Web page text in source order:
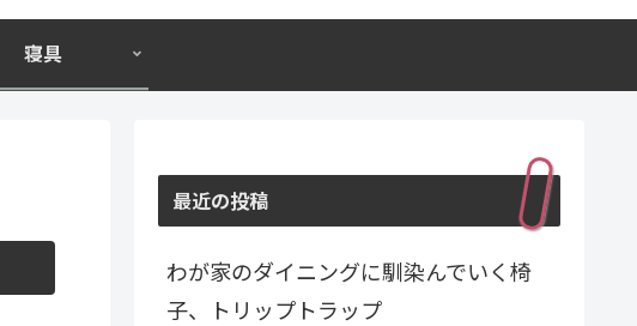
寝具
最近の投稿
わが家のダイニングに馴染んでいく椅
子、トリップトラップ